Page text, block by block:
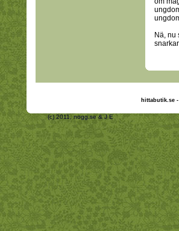
Nä, nu
hittabutik.se
(c) 2011, nogg.se & J